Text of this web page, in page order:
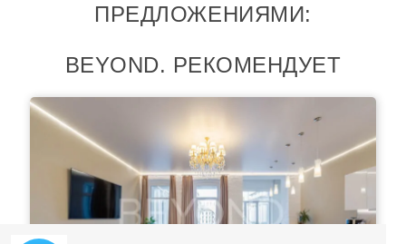
ПРЕДЛОЖЕНИЯМИ:
BEYOND. РЕКОМЕНДУЕТ